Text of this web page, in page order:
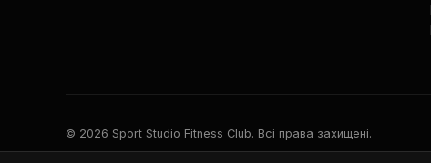
© 2026 Sport Studio Fitness Club. Всі права захищені.